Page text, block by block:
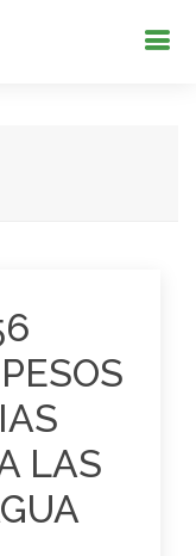
LAS